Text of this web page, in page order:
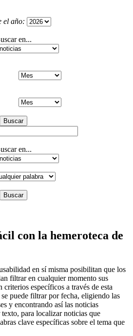
el año:
en...
Buscar
en...
Buscar
con la hemeroteca de
en sí misma posibilitan que los
filtrar en cualquier momento sus
criterios específicos a través de esta
puede filtrar por fecha, eligiendo las
y encontrando así las noticias
para localizar noticias que
clave específicas sobre el tema que